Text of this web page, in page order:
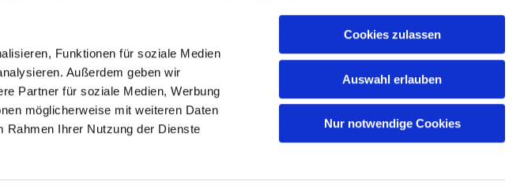
Funktionen für soziale Medien
Außerdem geben wir
Partner für soziale Medien, Werbung
möglicherweise mit weiteren Daten
Rahmen Ihrer Nutzung der Dienste
Cookies zulassen
Auswahl erlauben
Nur notwendige Cookies
13507 Berlin(030) 43779903info@tegel-borsigwalde.de
Datenschutz